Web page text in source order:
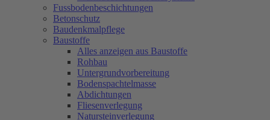
Fussbodenbeschichtungen
Betonschutz
Baudenkmalpflege
Baustoffe
Alles anzeigen aus Baustoffe
Rohbau
Untergrundvorbereitung
Bodenspachtelmasse
Abdichtungen
Fliesenverlegung
Natursteinverlegung